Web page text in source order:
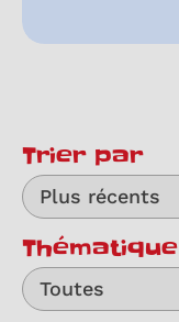
Trier par
Plus récents
Thématique
Toutes